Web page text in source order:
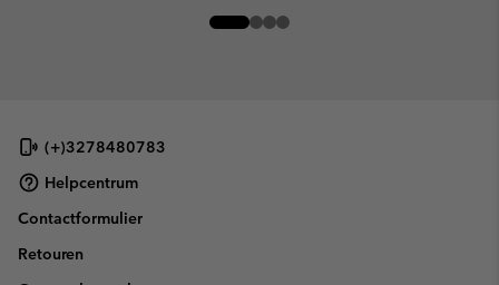
(+)3278480783
Helpcentrum
Contactformulier
Retouren